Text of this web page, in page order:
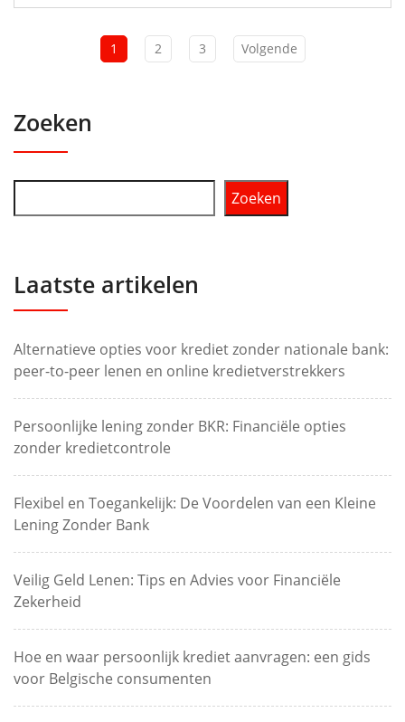
1 2 3 Volgende
Zoeken
Zoeken
Laatste artikelen
Alternatieve opties voor krediet zonder nationale bank:
peer-to-peer lenen en online kredietverstrekkers
Persoonlijke lening zonder BKR: Financiële opties
zonder kredietcontrole
Flexibel en Toegankelijk: De Voordelen van een Kleine
Lening Zonder Bank
Veilig Geld Lenen: Tips en Advies voor Financiële
Zekerheid
Hoe en waar persoonlijk krediet aanvragen: een gids
voor Belgische consumenten